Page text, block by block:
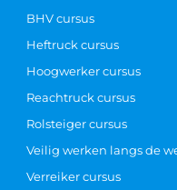
BHV cursus
Heftruck cursus
Hoogwerker cursus
Reachtruck cursus
Rolsteiger cursus
Veilig werken langs de
Verreiker cursus